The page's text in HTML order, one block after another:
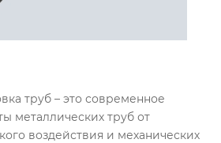
труб – это современное
металлических труб от
воздействия и механических